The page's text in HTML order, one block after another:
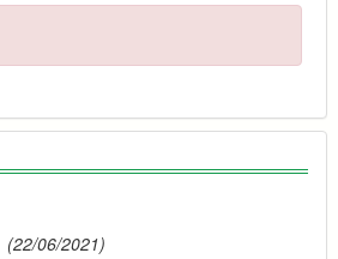
(22/06/2021)